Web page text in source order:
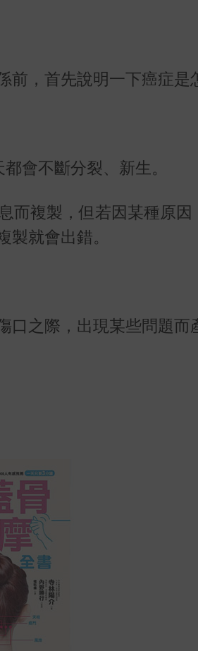
，首先說明一下癌症是
會不斷分裂、新生。
而複製，但若因某種原因
就會出錯。
之際，出現某些問題而